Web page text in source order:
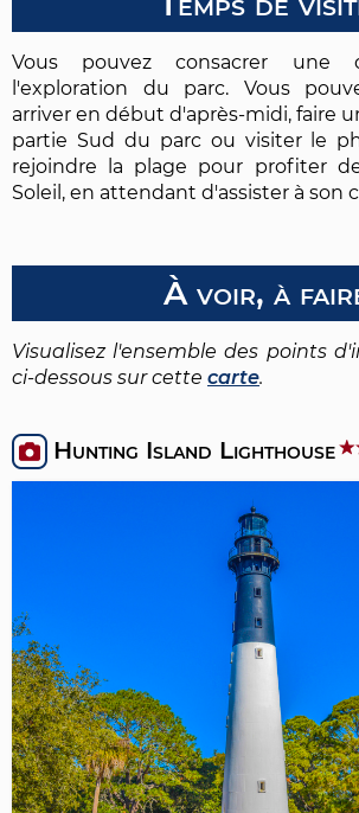
Vous pouvez consacrer une
l'exploration du parc. Vous
arriver en début d'après-midi, faire
partie Sud du parc ou visiter le
rejoindre la plage pour profiter
Soleil, en attendant d'assister à son
À voir, à
Visualisez l'ensemble des points
ci-dessous sur cette carte.
Hunting Island Lighthouse